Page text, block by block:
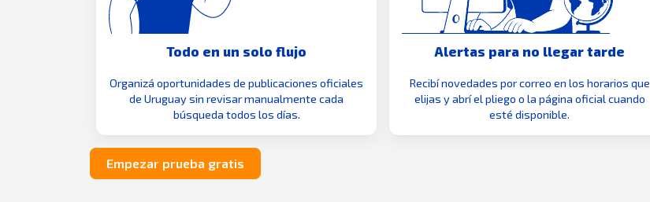
Todo en un solo flujo
Organizá oportunidades de publicaciones oficiales
de Uruguay sin revisar manualmente cada
búsqueda todos los días.
Alertas para no llegar tarde
Recibí novedades por correo en los horarios que
elijas y abrí el pliego o la página oficial cuando
esté disponible.
Empezar prueba gratis